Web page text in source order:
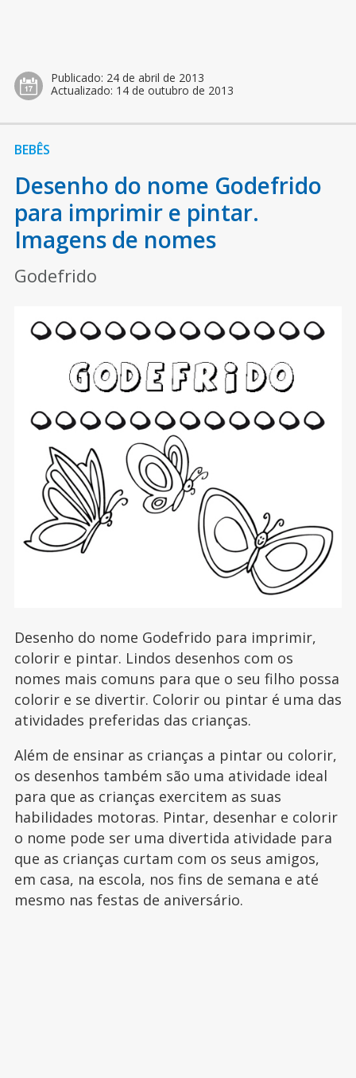
Publicado: 24 de abril de 2013
Actualizado: 14 de outubro de 2013
BEBÊS
Desenho do nome Godefrido
para imprimir e pintar.
Imagens de nomes
Godefrido
Desenho do nome Godefrido para imprimir,
colorir e pintar. Lindos desenhos com os
nomes mais comuns para que o seu filho possa
colorir e se divertir. Colorir ou pintar é uma das
atividades preferidas das crianças.
Além de ensinar as crianças a pintar ou colorir,
os desenhos também são uma atividade ideal
para que as crianças exercitem as suas
habilidades motoras. Pintar, desenhar e colorir
o nome pode ser uma divertida atividade para
que as crianças curtam com os seus amigos,
em casa, na escola, nos fins de semana e até
mesmo nas festas de aniversário.